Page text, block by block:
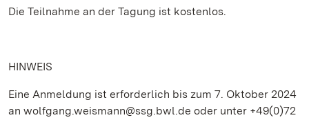
Die Teilnahme an der Tagung ist kostenlos.
HINWEIS
Eine Anmeldung ist erforderlich bis zum 7. Oktober 2024
an wolfgang.weismann@ssg.bwl.de oder unter +49(0)72